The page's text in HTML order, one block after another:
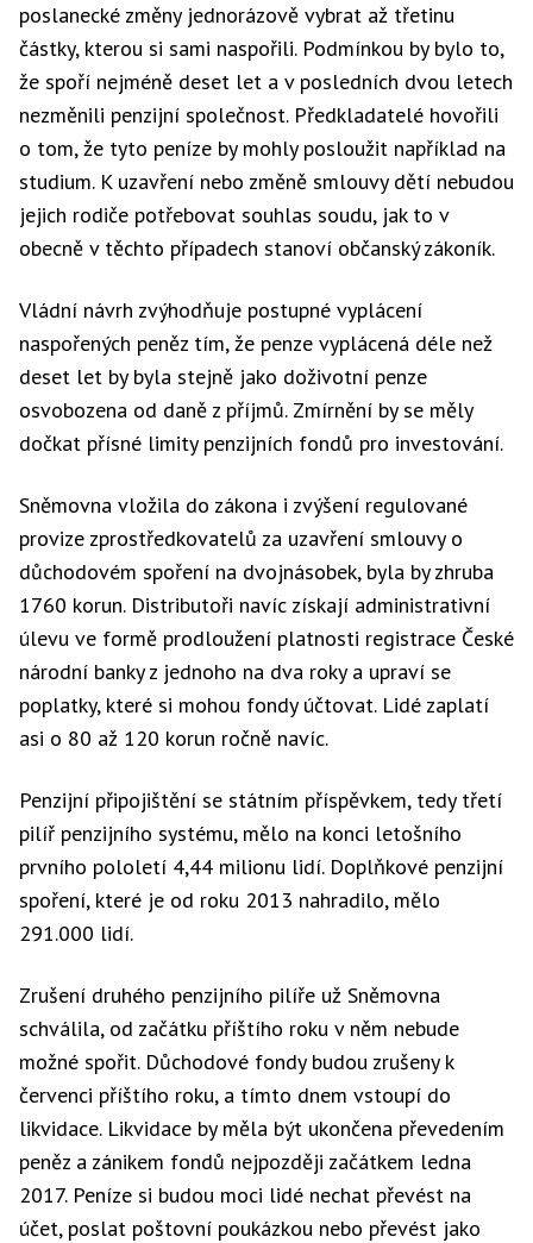
poslanecké změny jednorázově vybrat až třetinu
částky, kterou si sami naspořili. Podmínkou by bylo to,
že spoří nejméně deset let a v posledních dvou letech
nezměnili penzijní společnost. Předkladatelé hovořili
o tom, že tyto peníze by mohly posloužit například na
studium. K uzavření nebo změně smlouvy dětí nebudou
jejich rodiče potřebovat souhlas soudu, jak to v
obecně v těchto případech stanoví občanský zákoník.
Vládní návrh zvýhodňuje postupné vyplácení
naspořených peněz tím, že penze vyplácená déle než
deset let by byla stejně jako doživotní penze
osvobozena od daně z příjmů. Zmírnění by se měly
dočkat přísné limity penzijních fondů pro investování.
Sněmovna vložila do zákona i zvýšení regulované
provize zprostředkovatelů za uzavření smlouvy o
důchodovém spoření na dvojnásobek, byla by zhruba
1760 korun. Distributoři navíc získají administrativní
úlevu ve formě prodloužení platnosti registrace České
národní banky z jednoho na dva roky a upraví se
poplatky, které si mohou fondy účtovat. Lidé zaplatí
asi o 80 až 120 korun ročně navíc.
Penzijní připojištění se státním příspěvkem, tedy třetí
pilíř penzijního systému, mělo na konci letošního
prvního pololetí 4,44 milionu lidí. Doplňkové penzijní
spoření, které je od roku 2013 nahradilo, mělo
291.000 lidí.
Zrušení druhého penzijního pilíře už Sněmovna
schválila, od začátku příštího roku v něm nebude
možné spořit. Důchodové fondy budou zrušeny k
červenci příštího roku, a tímto dnem vstoupí do
likvidace. Likvidace by měla být ukončena převedením
peněz a zánikem fondů nejpozději začátkem ledna
2017. Peníze si budou moci lidé nechat převést na
účet, poslat poštovní poukázkou nebo převést jako